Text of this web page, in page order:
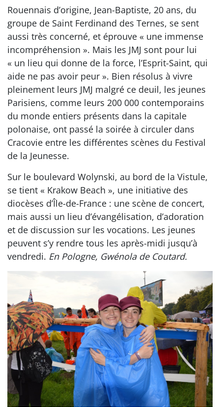
Rouennais d’origine, Jean-Baptiste, 20 ans, du
groupe de Saint Ferdinand des Ternes, se sent
aussi très concerné, et éprouve « une immense
incompréhension ». Mais les JMJ sont pour lui
« un lieu qui donne de la force, l’Esprit-Saint, qui
aide ne pas avoir peur ». Bien résolus à vivre
pleinement leurs JMJ malgré ce deuil, les jeunes
Parisiens, comme leurs 200 000 contemporains
du monde entiers présents dans la capitale
polonaise, ont passé la soirée à circuler dans
Cracovie entre les différentes scènes du Festival
de la Jeunesse.
Sur le boulevard Wolynski, au bord de la Vistule,
se tient « Krakow Beach », une initiative des
diocèses d’Île-de-France : une scène de concert,
mais aussi un lieu d’évangélisation, d’adoration
et de discussion sur les vocations. Les jeunes
peuvent s’y rendre tous les après-midi jusqu’à
vendredi. En Pologne, Gwénola de Coutard.